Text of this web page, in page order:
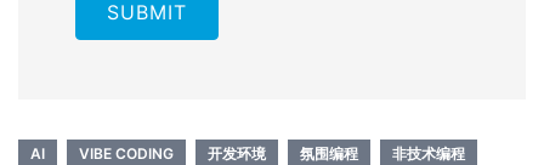
SUBMIT
AI VIBE CODING 开发环境 氛围编程 非技术编程